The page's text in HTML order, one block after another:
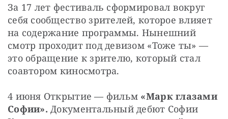
За 17 лет фестиваль сформировал вокруг
себя сообщество зрителей, которое влияет
на содержание программы. Нынешний
смотр проходит под девизом «Тоже ты» —
это обращение к зрителю, который стал
соавтором киносмотра.
4 июня Открытие — фильм «Марк глазами
Софии». Документальный дебют Софии